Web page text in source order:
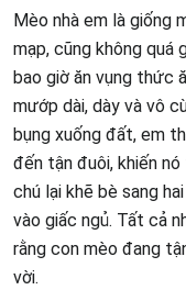
Mèo nhà em là giống
mạp, cũng không quá
bao giờ ăn vụng thức
mướp dài, dày và vô
bụng xuống đất, em
đến tận đuôi, khiến
chú lại khẽ bè sang
vào giấc ngủ. Tất cả
rằng con mèo đang
vời.